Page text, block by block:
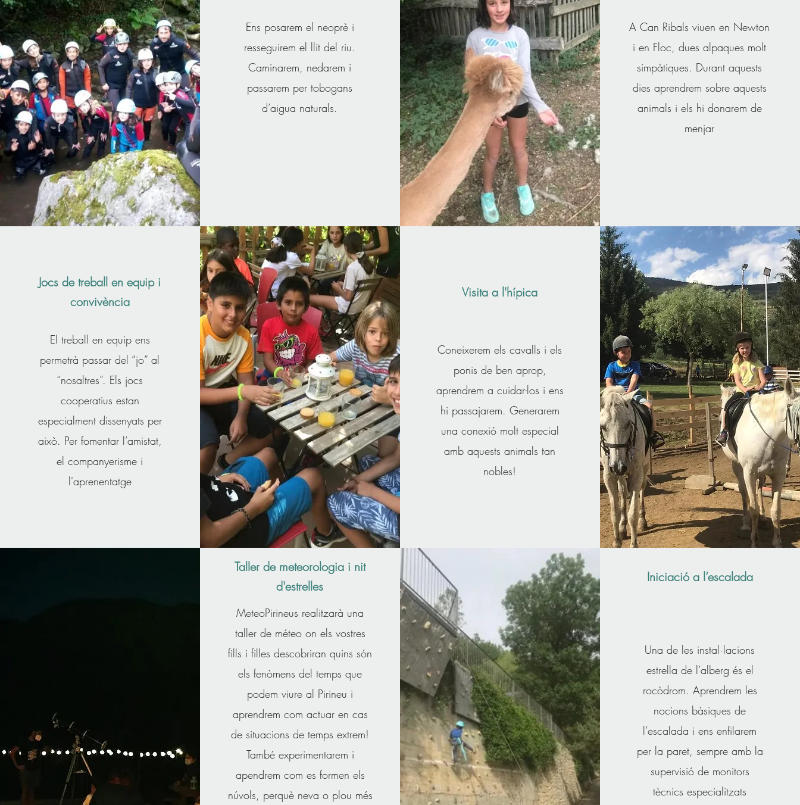
Ens posarem el neoprè i
resseguirem el llit del riu.
Caminarem, nedarem i
passarem per tobogans
d’aigua naturals.
A Can Ribals viuen en Newton
i en Floc, dues alpaques molt
simpàtiques. Durant aquests
dies aprendrem sobre aquests
animals i els hi donarem de
menjar
Jocs de treball en equip i
convivència
El treball en equip ens
permetrà passar del “jo” al
“nosaltres”. Els jocs
cooperatius estan
especialment dissenyats per
això. Per fomentar l’amistat,
el companyerisme i
l'aprenentatge
Visita a l'hípica
Coneixerem els cavalls i els
ponis de ben aprop,
aprendrem a cuidar-los i ens
hi passajarem. Generarem
una conexió molt especial
amb aquests animals tan
nobles!
Taller de meteorologia i nit
d'estrelles
MeteoPirineus realitzarà una
taller de méteo on els vostres
fills i filles descobriran quins són
els fenòmens del temps que
podem viure al Pirineu i
aprendrem com actuar en cas
de situacions de temps extrem!
També experimentarem i
apendrem com es formen els
núvols, perquè neva o plou més
Iniciació a l’escalada
Una de les instal·lacions
estrella de l’alberg és el
rocòdrom. Aprendrem les
nocions bàsiques de
l’escalada i ens enfilarem
per la paret, sempre amb la
supervisió de monitors
tècnics especialitzats